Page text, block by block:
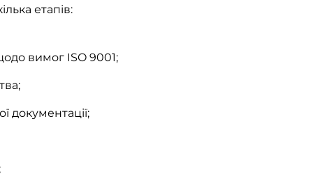
етапів:
вимог ISO 9001;
документації;